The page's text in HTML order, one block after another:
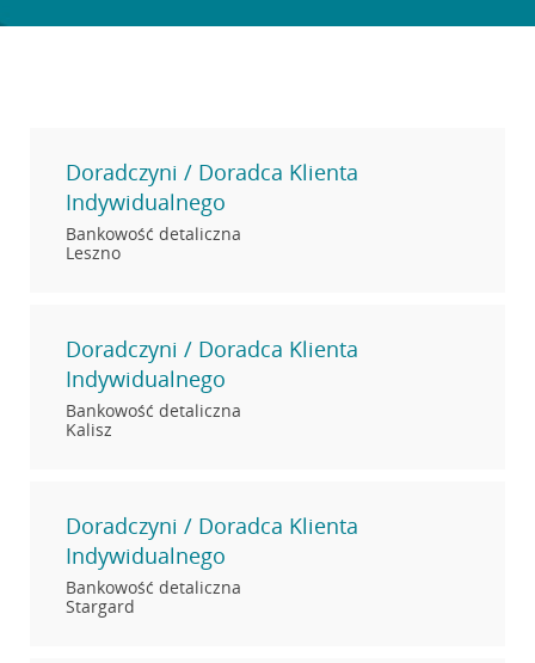
Doradczyni / Doradca Klienta
Indywidualnego
Bankowość detaliczna
Leszno
Doradczyni / Doradca Klienta
Indywidualnego
Bankowość detaliczna
Kalisz
Doradczyni / Doradca Klienta
Indywidualnego
Bankowość detaliczna
Stargard